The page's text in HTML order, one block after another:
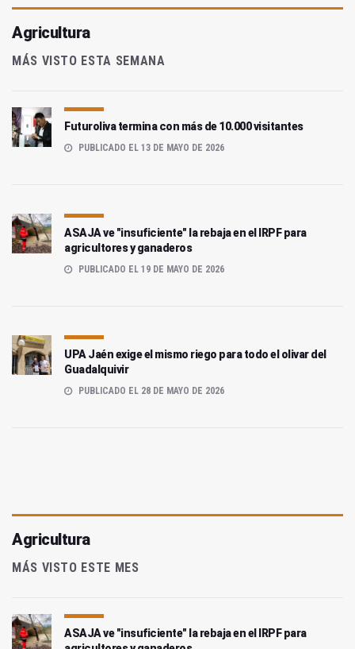
Agricultura
MÁS VISTO ESTA SEMANA
Futuroliva termina con más de 10.000 visitantes
PUBLICADO EL 13 DE MAYO DE 2026
ASAJA ve "insuficiente" la rebaja en el IRPF para
agricultores y ganaderos
PUBLICADO EL 19 DE MAYO DE 2026
UPA Jaén exige el mismo riego para todo el olivar del
Guadalquivir
PUBLICADO EL 28 DE MAYO DE 2026
Agricultura
MÁS VISTO ESTE MES
ASAJA ve "insuficiente" la rebaja en el IRPF para